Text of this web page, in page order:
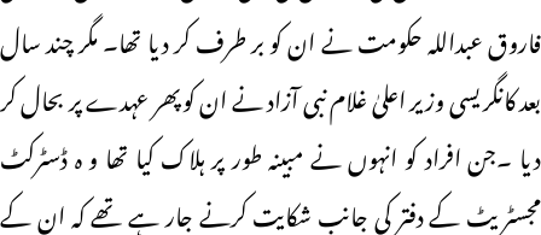
فاروق عبداللہ حکومت نے ان کو بر طرف کر دیا تھا۔ مگر چند سال
بعد کانگریسی وزیر اعلیٰ غلام نبی آزاد نے ان کوپھر عہدے پر بحال کر
دیا ۔جن افراد کو انہوں نے مبینہ طور پر ہلاک کیا تھا و ہ ڈسٹرکٹ
مجسٹریٹ کے دفتر کی جانب شکایت کرنے جار ہے تھے کہ ان کے